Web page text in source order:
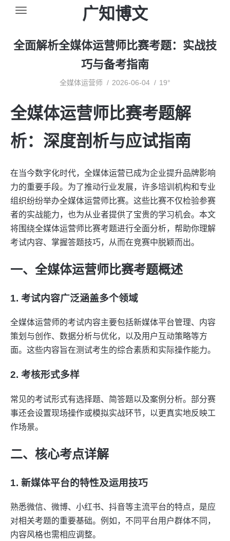
广知博文
全面解析全媒体运营师比赛考题：实战技
巧与备考指南
全媒体运营师 2026-06-04 19°
全媒体运营师比赛考题解
析：深度剖析与应试指南
在当今数字化时代，全媒体运营已成为企业提升品牌影响
力的重要手段。为了推动行业发展，许多培训机构和专业
组织纷纷举办全媒体运营师比赛。这些比赛不仅检验参赛
者的实战能力，也为从业者提供了宝贵的学习机会。本文
将围绕全媒体运营师比赛考题进行全面分析，帮助你理解
考试内容、掌握答题技巧，从而在竞赛中脱颖而出。
一、全媒体运营师比赛考题概述
1. 考试内容广泛涵盖多个领域
全媒体运营师的考试内容主要包括新媒体平台管理、内容
策划与创作、数据分析与优化，以及用户互动策略等方
面。这些内容旨在测试考生的综合素质和实际操作能力。
2. 考核形式多样
常见的考试形式有选择题、简答题以及案例分析。部分赛
事还会设置现场操作或模拟实战环节，以更真实地反映工
作场景。
二、核心考点详解
1. 新媒体平台的特性及运用技巧
熟悉微信、微博、小红书、抖音等主流平台的特点，是应
对相关考题的重要基础。例如，不同平台用户群体不同，
内容风格也需相应调整。